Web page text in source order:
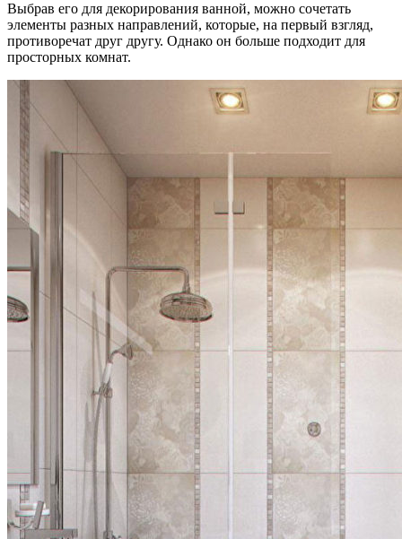
Выбрав его для декорирования ванной, можно сочетать
элементы разных направлений, которые, на первый взгляд,
противоречат друг другу. Однако он больше подходит для
просторных комнат.